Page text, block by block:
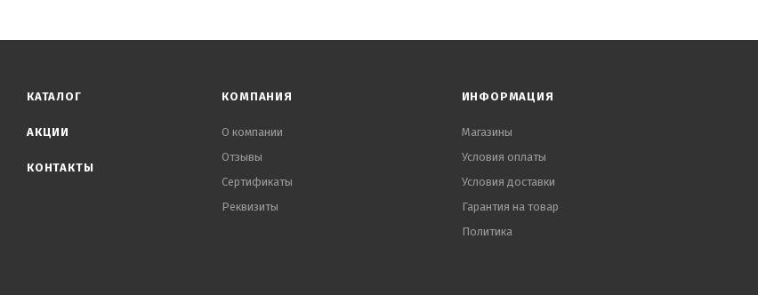
КАТАЛОГ
АКЦИИ
КОНТАКТЫ
КОМПАНИЯ
О компании
Отзывы
Сертификаты
Реквизиты
ИНФОРМАЦИЯ
Магазины
Условия оплаты
Условия доставки
Гарантия на товар
Политика